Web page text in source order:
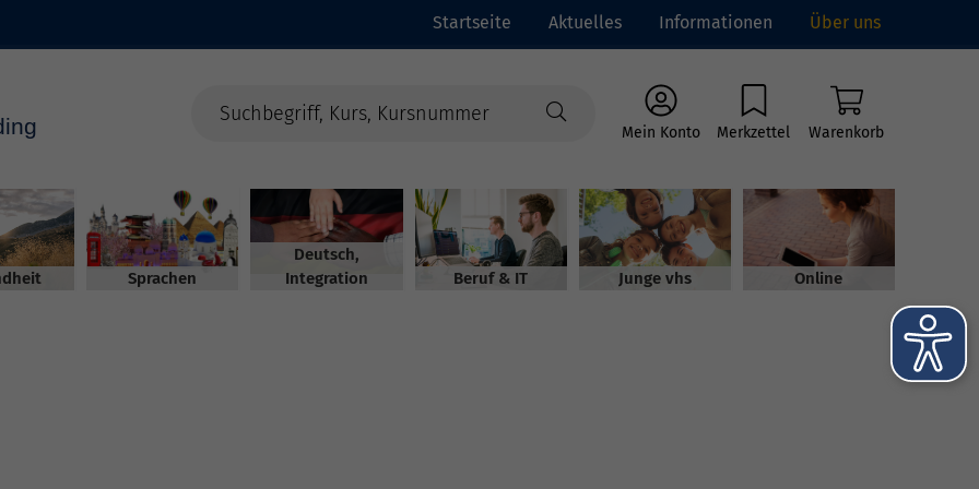
Startseite Aktuelles Informationen Über uns
Mein Konto Merkzettel Warenkorb
Sprachen
Deutsch,
Integration
Beruf & IT Junge vhs Online